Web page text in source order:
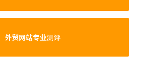
外贸网站专业测评